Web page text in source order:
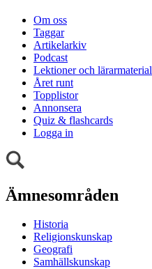
Om oss
Taggar
Artikelarkiv
Podcast
Lektioner och lärarmaterial
Året runt
Topplistor
Annonsera
Quiz & flashcards
Logga in
Ämnesområden
Historia
Religionskunskap
Geografi
Samhällskunskap